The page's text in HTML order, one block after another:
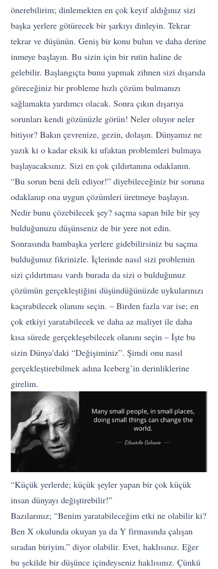
önerebilirim; dinlemekten en çok keyif aldığınız sizi
başka yerlere götürecek bir şarkıyı dinleyin. Tekrar
tekrar ve düşünün. Geniş bir konu bulun ve daha derine
inmeye başlayın. Bu sizin için bir rutin haline de
gelebilir. Başlangıçta bunu yapmak zihnen sizi dışarıda
göreceğiniz bir probleme hızlı çözüm bulmanızı
sağlamakta yardımcı olacak. Sonra çıkın dışarıya
sorunları kendi gözünüzle görün! Neler oluyor neler
bitiyor? Bakın çevrenize, gezin, dolaşın. Dünyamız ne
yazık ki o kadar eksik ki ufaktan problemleri bulmaya
başlayacaksınız. Sizi en çok çıldırtanına odaklanın.
“Bu sorun beni deli ediyor!” diyebileceğiniz bir soruna
odaklanıp ona uygun çözümleri üretmeye başlayın.
Nedir bunu çözebilecek şey? saçma sapan bile bir şey
bulduğunuzu düşünseniz de bir yere not edin.
Sonrasında bambaşka yerlere gidebilirsiniz bu saçma
bulduğunuz fikrinizle. İçlerinde nasıl sizi problemin
sizi çıldırtması vardı burada da sizi o bulduğunuz
çözümün gerçekleştiğini düşündüğünüzde uykularınızı
kaçırabilecek olanını seçin. – Birden fazla var ise; en
çok etkiyi yaratabilecek ve daha az maliyet ile daha
kısa sürede gerçekleşebilecek olanını seçin – İşte bu
sizin Dünya’daki “Değişiminiz”. Şimdi onu nasıl
gerçekleştirebilmek adına Iceberg’in derinliklerine
girelim.
“Küçük yerlerde; küçük şeyler yapan bir çok küçük
insan dünyayı değiştirebilir!”
Bazılarınız; “Benim yaratabileceğim etki ne olabilir ki?
Ben X okulunda okuyan ya da Y firmasında çalışan
sıradan biriyim.” diyor olabilir. Evet, haklısınız. Eğer
bu şekilde bir düşünce içindeyseniz haklısınız. Çünkü